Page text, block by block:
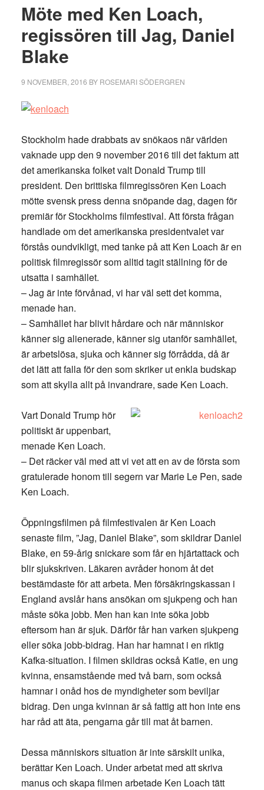
Möte med Ken Loach,
regissören till Jag, Daniel
Blake
9 NOVEMBER, 2016 BY ROSEMARI SÖDERGREN
Stockholm hade drabbats av snökaos när världen
vaknade upp den 9 november 2016 till det faktum att
det amerikanska folket valt Donald Trump till
president. Den brittiska filmregissören Ken Loach
mötte svensk press denna snöpande dag, dagen för
premiär för Stockholms filmfestival. Att första frågan
handlade om det amerikanska presidentvalet var
förstås oundvikligt, med tanke på att Ken Loach är en
politisk filmregissör som alltid tagit ställning för de
utsatta i samhället.
– Jag är inte förvånad, vi har väl sett det komma,
menade han.
– Samhället har blivit hårdare och när människor
känner sig alienerade, känner sig utanför samhället,
är arbetslösa, sjuka och känner sig förrådda, då är
det lätt att falla för den som skriker ut enkla budskap
som att skylla allt på invandrare, sade Ken Loach.
Vart Donald Trump hör
politiskt är uppenbart,
menade Ken Loach.
– Det räcker väl med att vi vet att en av de första som
gratulerade honom till segern var Marie Le Pen, sade
Ken Loach.
Öppningsfilmen på filmfestivalen är Ken Loach
senaste film, ”Jag, Daniel Blake”, som skildrar Daniel
Blake, en 59-årig snickare som får en hjärtattack och
blir sjukskriven. Läkaren avråder honom åt det
bestämdaste för att arbeta. Men försäkringskassan i
England avslår hans ansökan om sjukpeng och han
måste söka jobb. Men han kan inte söka jobb
eftersom han är sjuk. Därför får han varken sjukpeng
eller söka jobb-bidrag. Han har hamnat i en riktig
Kafka-situation. I filmen skildras också Katie, en ung
kvinna, ensamstående med två barn, som också
hamnar i onåd hos de myndigheter som beviljar
bidrag. Den unga kvinnan är så fattig att hon inte ens
har råd att äta, pengarna går till mat åt barnen.
Dessa människors situation är inte särskilt unika,
berättar Ken Loach. Under arbetat med att skriva
manus och skapa filmen arbetade Ken Loach tätt